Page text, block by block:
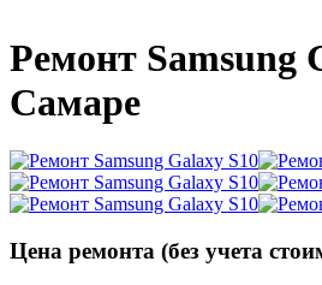
Ремонт Samsung
Самаре
Цена ремонта (без учета